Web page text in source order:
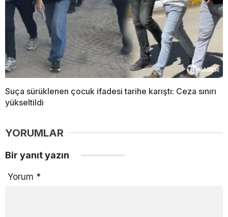
Suça sürüklenen çocuk ifadesi tarihe karıştı: Ceza sınırı
yükseltildi
YORUMLAR
Bir yanıt yazın
Yorum *